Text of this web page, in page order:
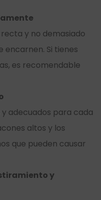
y no demasiado
encarnen. Si tienes
es recomendable
adecuados para cada
altos y los
que pueden causar
y